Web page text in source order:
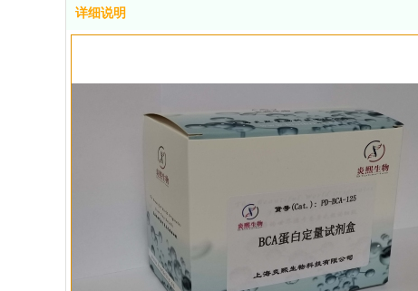
详细说明